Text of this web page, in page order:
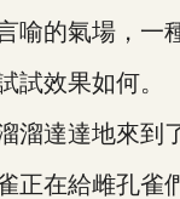
的氣場，一種
效果如何。
達達地來到了
在給雌孔雀們